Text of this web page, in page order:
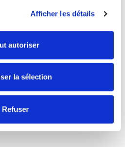
Afficher les détails
autoriser
la sélection
Refuser
famille XXL ? Notre
accueille jusqu'à